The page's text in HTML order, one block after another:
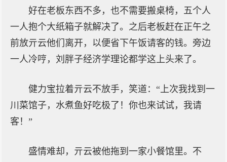
好在老板东西不多，也不需要搬桌椅，五个人
一人抱个大纸箱子就解决了。之后老板赶在正午之
前放亓云他们离开，以便省下午饭请客的钱。旁边
一人冷哼，刘胖子经济学理论都学这上头来了。
健力宝拉着亓云不放手，笑道：“上次我找到一
川菜馆子，水煮鱼好吃极了！你也来试试，我请
客！”
盛情难却，亓云被他拖到一家小餐馆里。不